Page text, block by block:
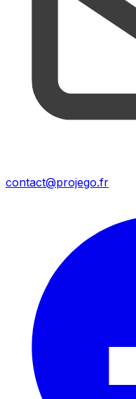
contact@projego.fr